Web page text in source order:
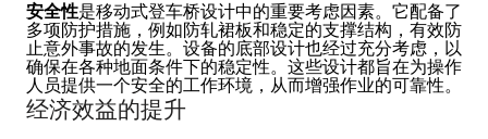
安全性是移动式登车桥设计中的重要考虑因素。它配备了
多项防护措施，例如防轧裙板和稳定的支撑结构，有效防
止意外事故的发生。设备的底部设计也经过充分考虑，以
确保在各种地面条件下的稳定性。这些设计都旨在为操作
人员提供一个安全的工作环境，从而增强作业的可靠性。
经济效益的提升